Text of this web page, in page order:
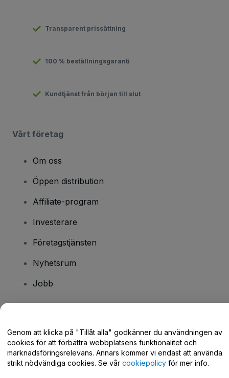
Transparent prissättning
100 % beställningsgaranti
Kundtjänst från början till slut
Vårt företag
Om oss
Öppen distribution
Affiliate-program
Investerare
Företagstjänsten
Nyhetsrum
Jobb
Hjälpcenter / Kontakta oss
Genom att klicka på "Tillåt alla" godkänner du användningen av
cookies för att förbättra webbplatsens funktionalitet och
marknadsföringsrelevans. Annars kommer vi endast att använda
strikt nödvändiga cookies. Se vår cookiepolicy för mer info.